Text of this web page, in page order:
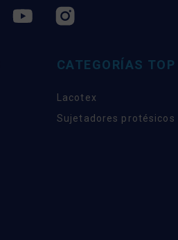
CATEGORÍAS TOP
Lacotex
Sujetadores protésicos